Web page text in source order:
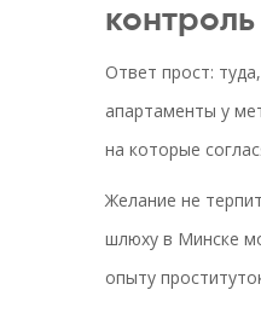
контроль
Ответ прост:
апартаменты у
на которые
Желание не
шлюху в Минске
опыту